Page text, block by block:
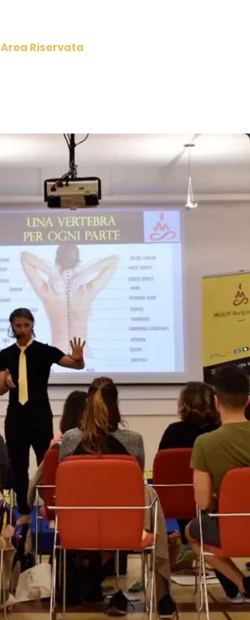
Area Riservata